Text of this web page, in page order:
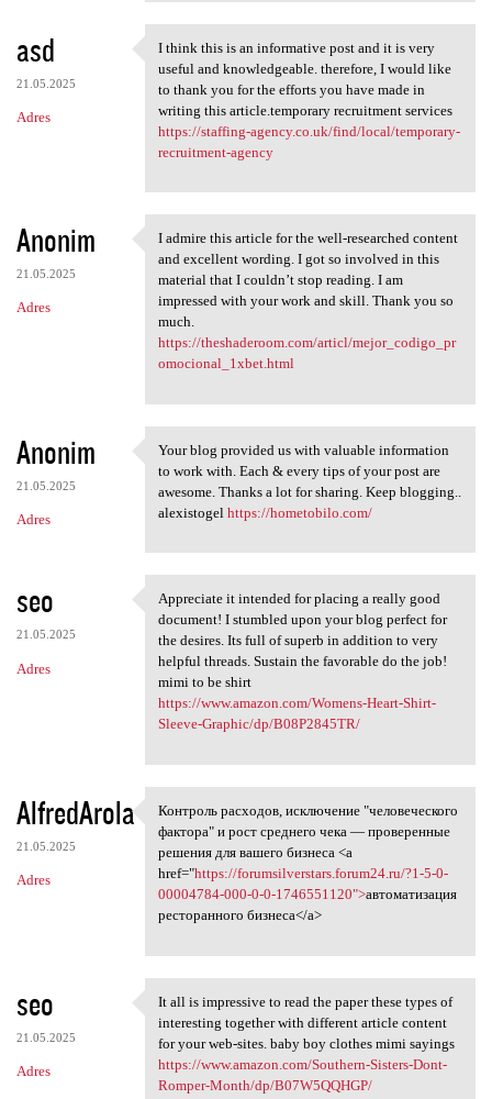
asd
21.05.2025
Adres
I think this is an
I think this is an informative post and it is very
useful and knowledgeable. therefore, I would like
to thank you for the efforts you have made in
writing this article.temporary recruitment services
https://staffing-agency.co.uk/find/local/temporary-
recruitment-agency
Anonim
21.05.2025
Adres
I admire this article for the
I admire this article for the well-researched content
and excellent wording. I got so involved in this
material that I couldn’t stop reading. I am
impressed with your work and skill. Thank you so
much.
https://theshaderoom.com/articl/mejor_codigo_pr
omocional_1xbet.html
Anonim
21.05.2025
Adres
Your blog provided us with
Your blog provided us with valuable information
to work with. Each & every tips of your post are
awesome. Thanks a lot for sharing. Keep blogging..
alexistogel https://hometobilo.com/
seo
21.05.2025
Adres
Appreciate it intended for
Appreciate it intended for placing a really good
document! I stumbled upon your blog perfect for
the desires. Its full of superb in addition to very
helpful threads. Sustain the favorable do the job!
mimi to be shirt
https://www.amazon.com/Womens-Heart-Shirt-
Sleeve-Graphic/dp/B08P2845TR/
AlfredArola
21.05.2025
Adres
Контроль расходов, исключение
Контроль расходов, исключение "человеческого
фактора" и рост среднего чека — проверенные
решения для вашего бизнеса <a
href="https://forumsilverstars.forum24.ru/?1-5-0-
00004784-000-0-0-1746551120">автоматизация
ресторанного бизнеса</a>
seo
21.05.2025
Adres
It all is impressive to read
It all is impressive to read the paper these types of
interesting together with different article content
for your web-sites. baby boy clothes mimi sayings
https://www.amazon.com/Southern-Sisters-Dont-
Romper-Month/dp/B07W5QQHGP/